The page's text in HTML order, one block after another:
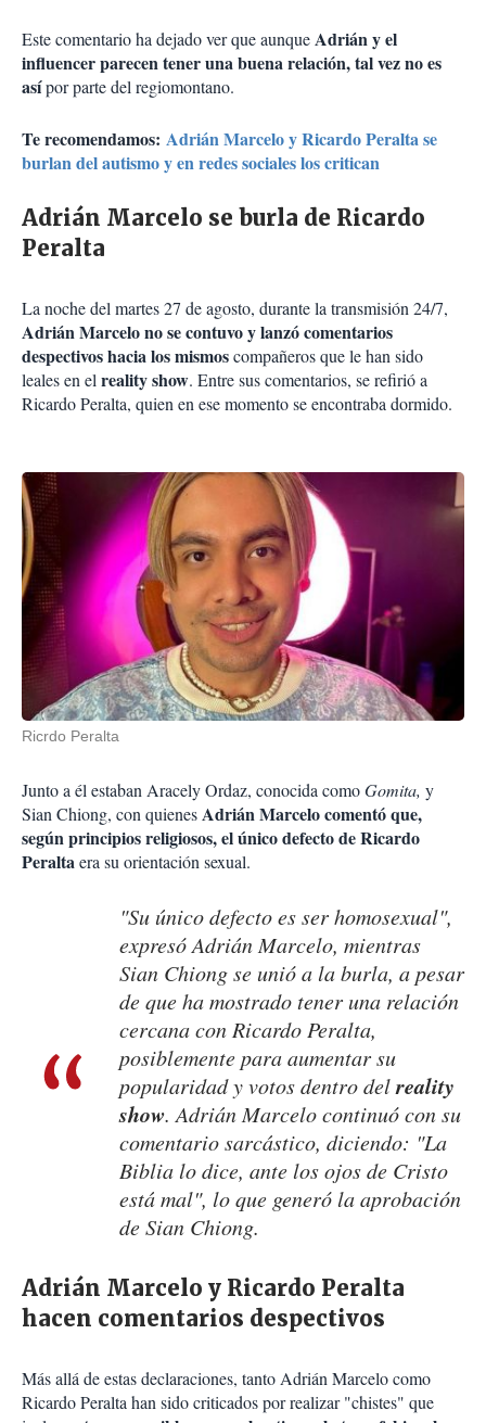
Este comentario ha dejado ver que aunqueAdrián y el
influencer parecen tener una buena relación, tal vez no es
asípor parte del regiomontano.
Te recomendamos: Adrián Marcelo y Ricardo Peralta se
burlan del autismo y en redes sociales los critican
Adrián Marcelo se burla de Ricardo
Peralta
La noche del martes 27 de agosto, durante la transmisión 24/7,
Adrián Marcelo no se contuvo y lanzó comentarios
despectivos hacia los mismoscompañeros que le han sido
leales en elreality show. Entre sus comentarios, se refirió a
Ricardo Peralta, quien en ese momento se encontraba dormido.
Ricrdo Peralta
Junto a él estaban Aracely Ordaz, conocida comoGomita, y
Sian Chiong, con quienesAdrián Marcelo comentó que,
según principios religiosos, el único defecto de Ricardo
Peraltaera su orientación sexual.
"Su único defecto es ser homosexual",
expresó Adrián Marcelo, mientras
Sian Chiong se unió a la burla, a pesar
de que ha mostrado tener una relación
cercana con Ricardo Peralta,
posiblemente para aumentar su
popularidad y votos dentro delreality
show. Adrián Marcelo continuó con su
comentario sarcástico, diciendo: "La
Biblia lo dice, ante los ojos de Cristo
está mal", lo que generó la aprobación
de Sian Chiong.
Adrián Marcelo y Ricardo Peralta
hacen comentarios despectivos
Más allá de estas declaraciones, tanto Adrián Marcelo como
Ricardo Peralta han sido criticados por realizar "chistes" que